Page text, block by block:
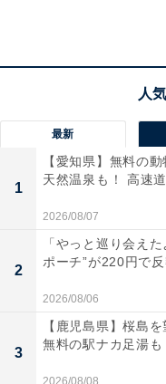
▼お申込みはこち
▼内覧会
— スタジオジブリ
最新
1
【愛知県】無料の
天然温泉も！ 高速
2026/08/07
2
「やっと巡り会え
ポーチ”が220円で
2026/08/06
3
【鹿児島県】桜島
無料の駅ナカ足湯も
2026/08/08